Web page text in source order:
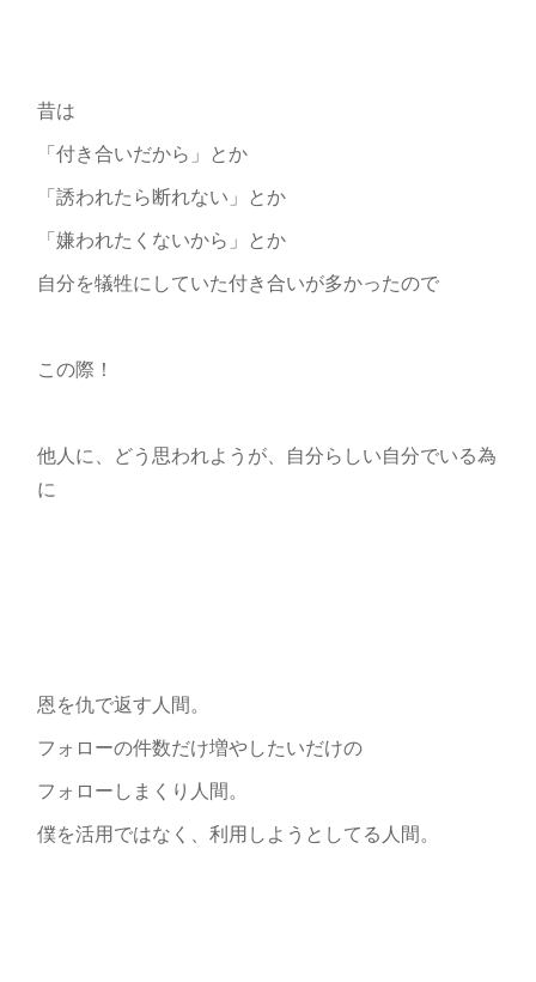
昔は
「付き合いだから」とか
「誘われたら断れない」とか
「嫌われたくないから」とか
自分を犠牲にしていた付き合いが多かったので
この際！
他人に、どう思われようが、自分らしい自分でいる為
に
恩を仇で返す人間。
フォローの件数だけ増やしたいだけの
フォローしまくり人間。
僕を活用ではなく、利用しようとしてる人間。